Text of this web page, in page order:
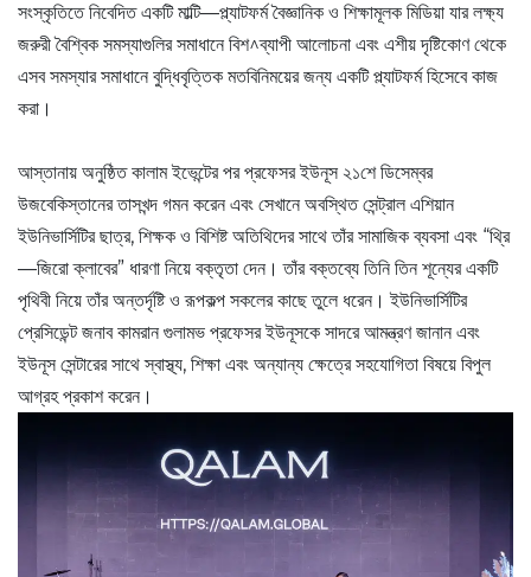
সংস্কৃতিতে নিবেদিত একটি মাল্টি—প্ল্যাটফর্ম বৈজ্ঞানিক ও শিক্ষামূলক মিডিয়া যার লক্ষ্য
জরুরী বৈশ্বিক সমস্যাগুলির সমাধানে বিশ^ব্যাপী আলোচনা এবং এশীয় দৃষ্টিকোণ থেকে
এসব সমস্যার সমাধানে বুদ্ধিবৃত্তিক মতবিনিময়ের জন্য একটি প্ল্যাটফর্ম হিসেবে কাজ
করা।
আস্তানায় অনুষ্ঠিত কালাম ইভেন্টের পর প্রফেসর ইউনূস ২১শে ডিসেম্বর
উজবেকিস্তানের তাসখন্দ গমন করেন এবং সেখানে অবস্থিত সেন্ট্রাল এশিয়ান
ইউনিভার্সিটির ছাত্র, শিক্ষক ও বিশিষ্ট অতিথিদের সাথে তাঁর সামাজিক ব্যবসা এবং “থ্রি
—জিরো ক্লাবের” ধারণা নিয়ে বক্তৃতা দেন। তাঁর বক্তব্যে তিনি তিন শূন্যের একটি
পৃথিবী নিয়ে তাঁর অন্তর্দৃষ্টি ও রূপকল্প সকলের কাছে তুলে ধরেন। ইউনিভার্সিটির
প্রেসিডেন্ট জনাব কামরান গুলামভ প্রফেসর ইউনূসকে সাদরে আমন্ত্রণ জানান এবং
ইউনূস সেন্টারের সাথে স্বাস্থ্য, শিক্ষা এবং অন্যান্য ক্ষেত্রে সহযোগিতা বিষয়ে বিপুল
আগ্রহ প্রকাশ করেন।